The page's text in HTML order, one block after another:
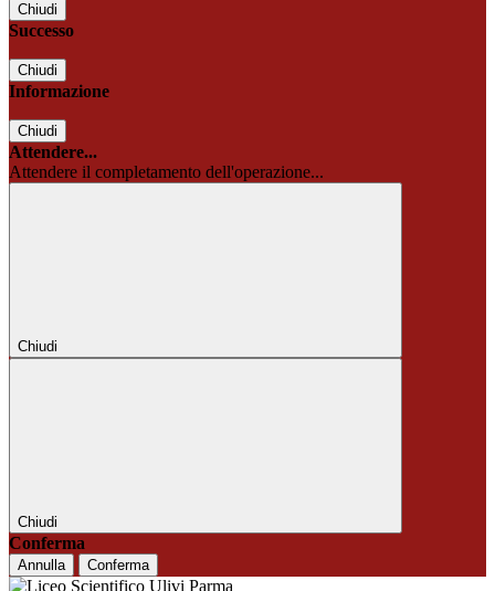
Chiudi
Successo
Chiudi
Informazione
Chiudi
Attendere...
Attendere il completamento dell'operazione...
Chiudi
Chiudi
Conferma
Annulla Conferma